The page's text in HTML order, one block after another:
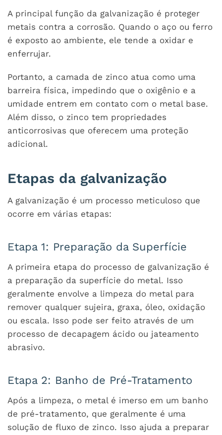
A principal função da galvanização é proteger
metais contra a corrosão. Quando o aço ou ferro
é exposto ao ambiente, ele tende a oxidar e
enferrujar.
Portanto, a camada de zinco atua como uma
barreira física, impedindo que o oxigênio e a
umidade entrem em contato com o metal base.
Além disso, o zinco tem propriedades
anticorrosivas que oferecem uma proteção
adicional.
Etapas da galvanização
A galvanização é um processo meticuloso que
ocorre em várias etapas:
Etapa 1: Preparação da Superfície
A primeira etapa do processo de galvanização é
a preparação da superfície do metal. Isso
geralmente envolve a limpeza do metal para
remover qualquer sujeira, graxa, óleo, oxidação
ou escala. Isso pode ser feito através de um
processo de decapagem ácido ou jateamento
abrasivo.
Etapa 2: Banho de Pré-Tratamento
Após a limpeza, o metal é imerso em um banho
de pré-tratamento, que geralmente é uma
solução de fluxo de zinco. Isso ajuda a preparar